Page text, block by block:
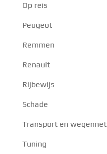
Op reis
Peugeot
Remmen
Renault
Rijbewijs
Schade
Transport en wegennet
Tuning